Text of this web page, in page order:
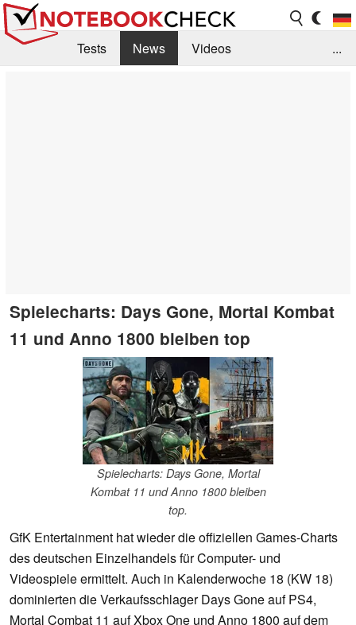
Tests News
Videos
...
Spielecharts: Days Gone, Mortal Kombat
11 und Anno 1800 bleiben top
Spielecharts: Days Gone, Mortal
Kombat 11 und Anno 1800 bleiben
top.
GfK Entertainment hat wieder die offiziellen Games-Charts
des deutschen Einzelhandels für Computer- und
Videospiele ermittelt. Auch in Kalenderwoche 18 (KW 18)
dominierten die Verkaufsschlager Days Gone auf PS4,
Mortal Combat 11 auf Xbox One und Anno 1800 auf dem